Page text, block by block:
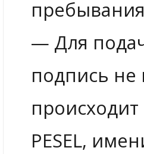
— Для
подпись
PESEL,